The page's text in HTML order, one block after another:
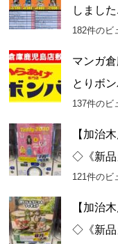
しました
182件のビ
マンガ
とりボ
137件のビ
【加治
◇《新品
121件のビ
【加治
◇《新品